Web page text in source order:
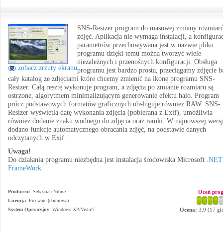
zobacz zrzuty ekranu
SNS-Resizer program do masowej zmiany
zdjęć. Aplikacja nie wymaga instalacji, a
parametrów przechowywana jest w nazwie pliku
programu dzięki temu można tworzyć wiele
niezależnych i przenośnych konfiguracji. Obsługa
programu jest bardzo prosta, przeciągamy zdjęcie
cały katalog ze zdjęciami które chcemy zmienić na ikonę programu SNS-
Resizer. Całą resztę wykonuje program, a zdjęcia po zmianie rozmiaru są
ostrzone, algorytmem minimalizującym generowanie efektu halo. Program
prócz podstawowych formatów graficznych obsługuje również RAW. SNS-
Resizer wyświetla datę wykonania zdjęcia (pobierana z Exif), umożliwia
również dodanie znaku wodnego do zdjęcia oraz ramki. W najnowszej
dodano funkcje automatycznego obracania zdjęć, na podstawie danych
odczytanych w Exif.
Uwaga!
Do działania programu niezbędna jest instalacja środowiska Microsoft .NET
FrameWork.
Producent: Sebastian Nibisz
Licencja: Freeware (darmowa)
System Operacyjny: Windows XP/Vista/7
Oceń
Ocena: 3.9 (17